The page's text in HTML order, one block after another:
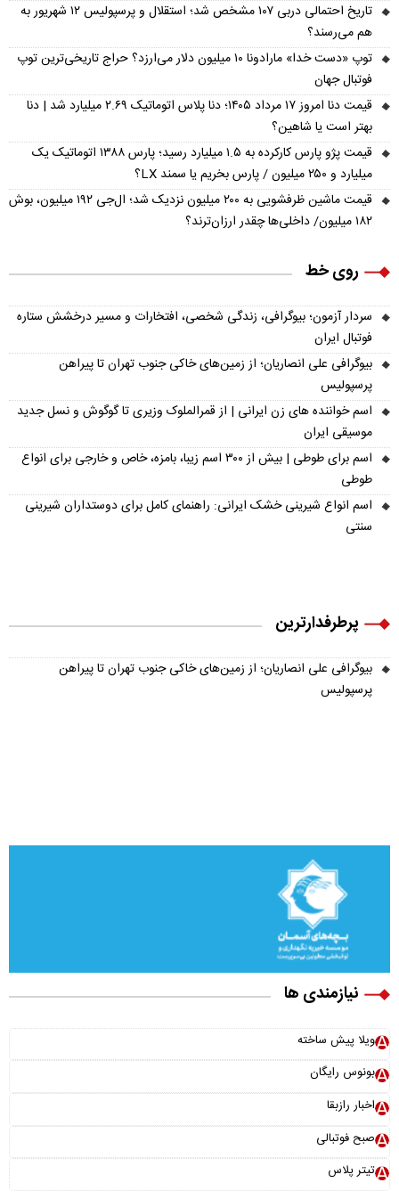
تاریخ احتمالی دربی ۱۰۷ مشخص شد؛ استقلال و پرسپولیس ۱۲ شهریور به
هم می‌رسند؟
توپ «دست خدا» مارادونا ۱۰ میلیون دلار می‌ارزد؟ حراج تاریخی‌ترین توپ
فوتبال جهان
قیمت دنا امروز ۱۷ مرداد ۱۴۰۵؛ دنا پلاس اتوماتیک ۲.۶۹ میلیارد شد | دنا
بهتر است یا شاهین؟
قیمت پژو پارس کارکرده به ۱.۵ میلیارد رسید؛ پارس ۱۳۸۸ اتوماتیک یک
میلیارد و ۲۵۰ میلیون / پارس بخریم یا سمند LX؟
قیمت ماشین ظرفشویی به ۲۰۰ میلیون نزدیک شد؛ ال‌جی ۱۹۲ میلیون، بوش
۱۸۲ میلیون/ داخلی‌ها چقدر ارزان‌ترند؟
روی خط
سردار آزمون؛ بیوگرافی، زندگی شخصی، افتخارات و مسیر درخشش ستاره
فوتبال ایران
بیوگرافی علی انصاریان؛ از زمین‌های خاکی جنوب تهران تا پیراهن
پرسپولیس
اسم خواننده های زن ایرانی | از قمرالملوک وزیری تا گوگوش و نسل جدید
موسیقی ایران
اسم برای طوطی | بیش از ۳۰۰ اسم زیبا، بامزه، خاص و خارجی برای انواع
طوطی
اسم انواع شیرینی خشک ایرانی: راهنمای کامل برای دوستداران شیرینی
سنتی
پرطرفدارترین
بیوگرافی علی انصاریان؛ از زمین‌های خاکی جنوب تهران تا پیراهن
پرسپولیس
نیازمندی ها
ویلا پیش ساخته
بونوس رایگان
اخبار رازبقا
صبح فوتبالی
تیتر پلاس